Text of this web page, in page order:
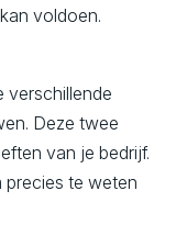
voldoen.
verschillende
Deze twee
van je bedrijf.
precies te weten